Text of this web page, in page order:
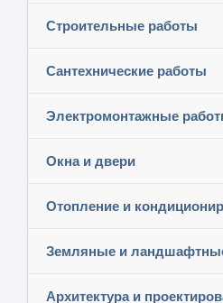
Строительные работы
Сантехнические работы
Электромонтажные
Окна и двери
Отопление и
Земляные и
Архитектура и